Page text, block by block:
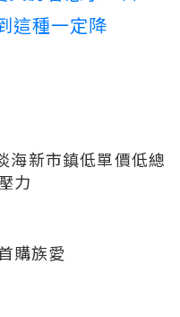
這種一定降
海新市鎮低單價低總
力
購族愛